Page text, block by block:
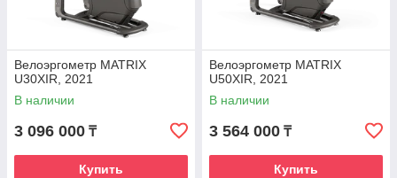
Велоэргометр MATRIX
U30XIR, 2021
В наличии
3 096 000 ₸
Купить
Велоэргометр MATRIX
U50XIR, 2021
В наличии
3 564 000 ₸
Купить